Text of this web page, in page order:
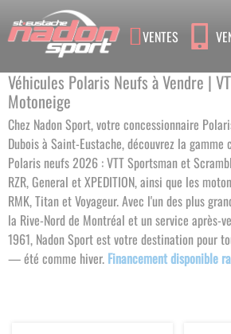
VENTES
Véhicules Polaris Neufs à Vendre |
Motoneige
Chez Nadon Sport, votre concessionnaire
Dubois à Saint-Eustache, découvrez la
Polaris neufs 2026 : VTT Sportsman et
RZR, General et XPEDITION, ainsi que les
RMK, Titan et Voyageur. Avec l'un des plus
la Rive-Nord de Montréal et un service après-
1961, Nadon Sport est votre destination pour
— été comme hiver. Financement disponible